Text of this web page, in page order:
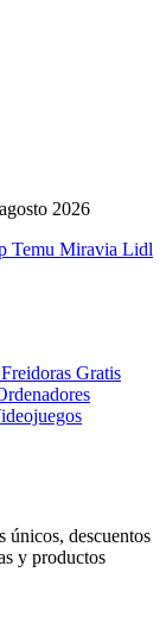
2026
Temu Miravia Lidl
Freidoras Gratis
únicos, descuentos
y productos